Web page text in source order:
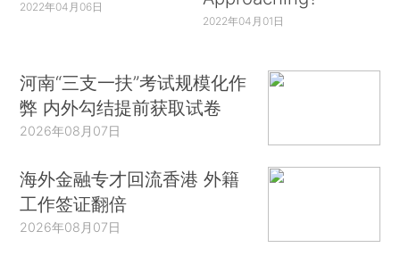
2022年04月06日
2022年04月01日
河南“三支一扶”考试规模化作
弊 内外勾结提前获取试卷
2026年08月07日
海外金融专才回流香港 外籍
工作签证翻倍
2026年08月07日